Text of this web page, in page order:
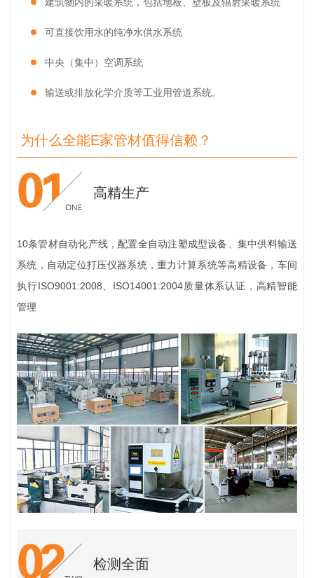
可直接饮用水的纯净水供水系统
中央（集中）空调系统
输送或排放化学介质等工业用管道系统。
为什么全能E家管材值得信赖？
高精生产
10条管材自动化产线，配置全自动注塑成型设备、集中供料输送
系统，自动定位打压仪器系统，重力计算系统等高精设备，车间
执行ISO9001:2008、ISO14001:2004质量体系认证，高精智能
管理
检测全面